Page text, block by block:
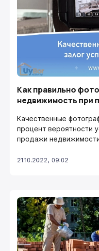
Как правильно
недвижимость при
Качественные
процент вероятности
продажи
21.10.2022, 09:02